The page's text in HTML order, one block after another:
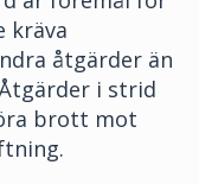
kräva
åtgärder än
i strid
brott mot